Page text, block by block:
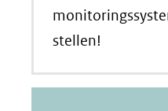
stellen!